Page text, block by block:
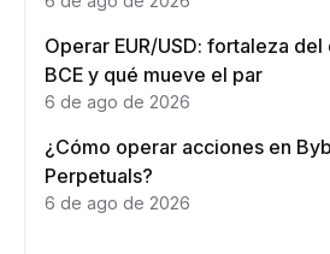
Operar EUR/USD: fortaleza
BCE y qué mueve el par
6 de ago de 2026
¿Cómo operar acciones en
Perpetuals?
6 de ago de 2026